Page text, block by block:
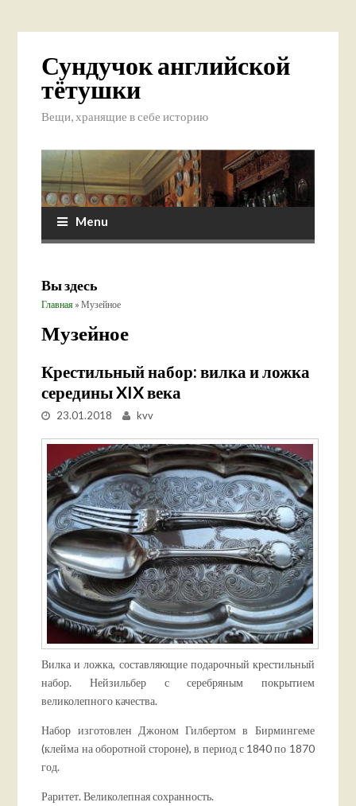
Сундучок английской
тётушки
Вещи, хранящие в себе историю
Menu
Вы здесь
Главная » Музейное
Музейное
Крестильный набор: вилка и ложка
середины XIX века
23.01.2018 kvv
Вилка и ложка, составляющие подарочный крестильный
набор. Нейзильбер с серебряным покрытием
великолепного качества.
Набор изготовлен Джоном Гилбертом в Бирмингеме
(клейма на оборотной стороне), в период с 1840 по 1870
год.
Раритет. Великолепная сохранность.